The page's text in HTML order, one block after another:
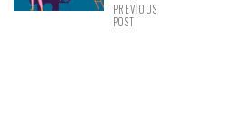
PREVIOUS
POST